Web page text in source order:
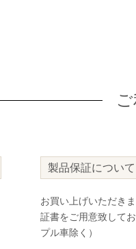
製品保証について
お買い上げいただき
証書をご用意致して
プル車除く）